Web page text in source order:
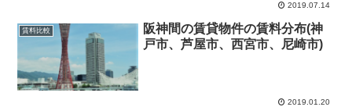
2019.07.14
賃料比較
阪神間の賃貸物件の賃料分布(神
戸市、芦屋市、西宮市、尼崎市)
2019.01.20